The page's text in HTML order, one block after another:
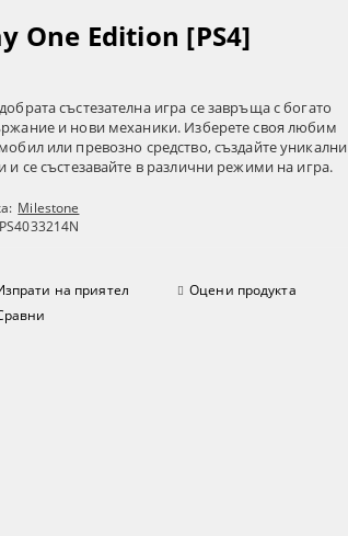
One Edition [PS4]
състезателна игра се завръща с богато
и нови механики. Изберете своя любим
или превозно средство, създайте уникални
и се състезавайте в различни режими на игра.
Milestone
PS4033214N
на приятел
Оцени продукта